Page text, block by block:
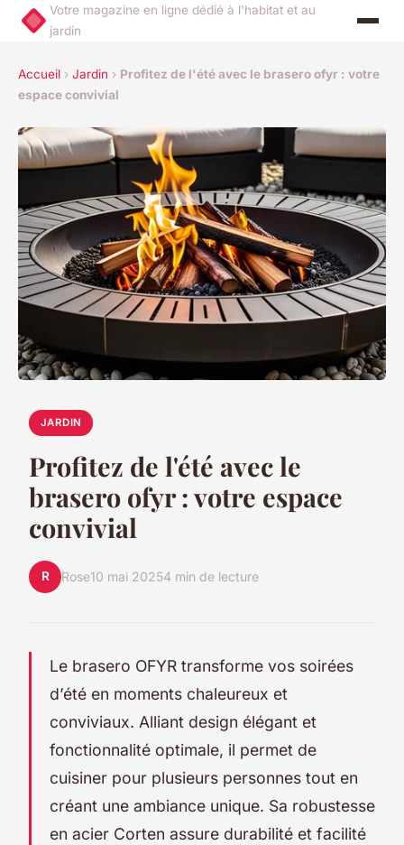
Votre magazine en ligne dédié à l'habitat et au
jardin
Accueil › Jardin › Profitez de l'été avec le brasero ofyr : votre
espace convivial
JARDIN
Profitez de l'été avec le
brasero ofyr : votre espace
convivial
R Rose10 mai 20254 min de lecture
Le brasero OFYR transforme vos soirées
d’été en moments chaleureux et
conviviaux. Alliant design élégant et
fonctionnalité optimale, il permet de
cuisiner pour plusieurs personnes tout en
créant une ambiance unique. Sa robustesse
en acier Corten assure durabilité et facilité